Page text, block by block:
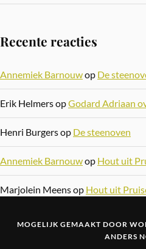
Recente reacties
Annemiek Barnouwop De
Erik HelmersopGodard Adriaan
Henri Burgersop De steenoven
Annemiek Barnouwop Hout uit
Marjolein Meensop Hout uit
MOGELIJK GEMAAKT DOOR
ANDERS